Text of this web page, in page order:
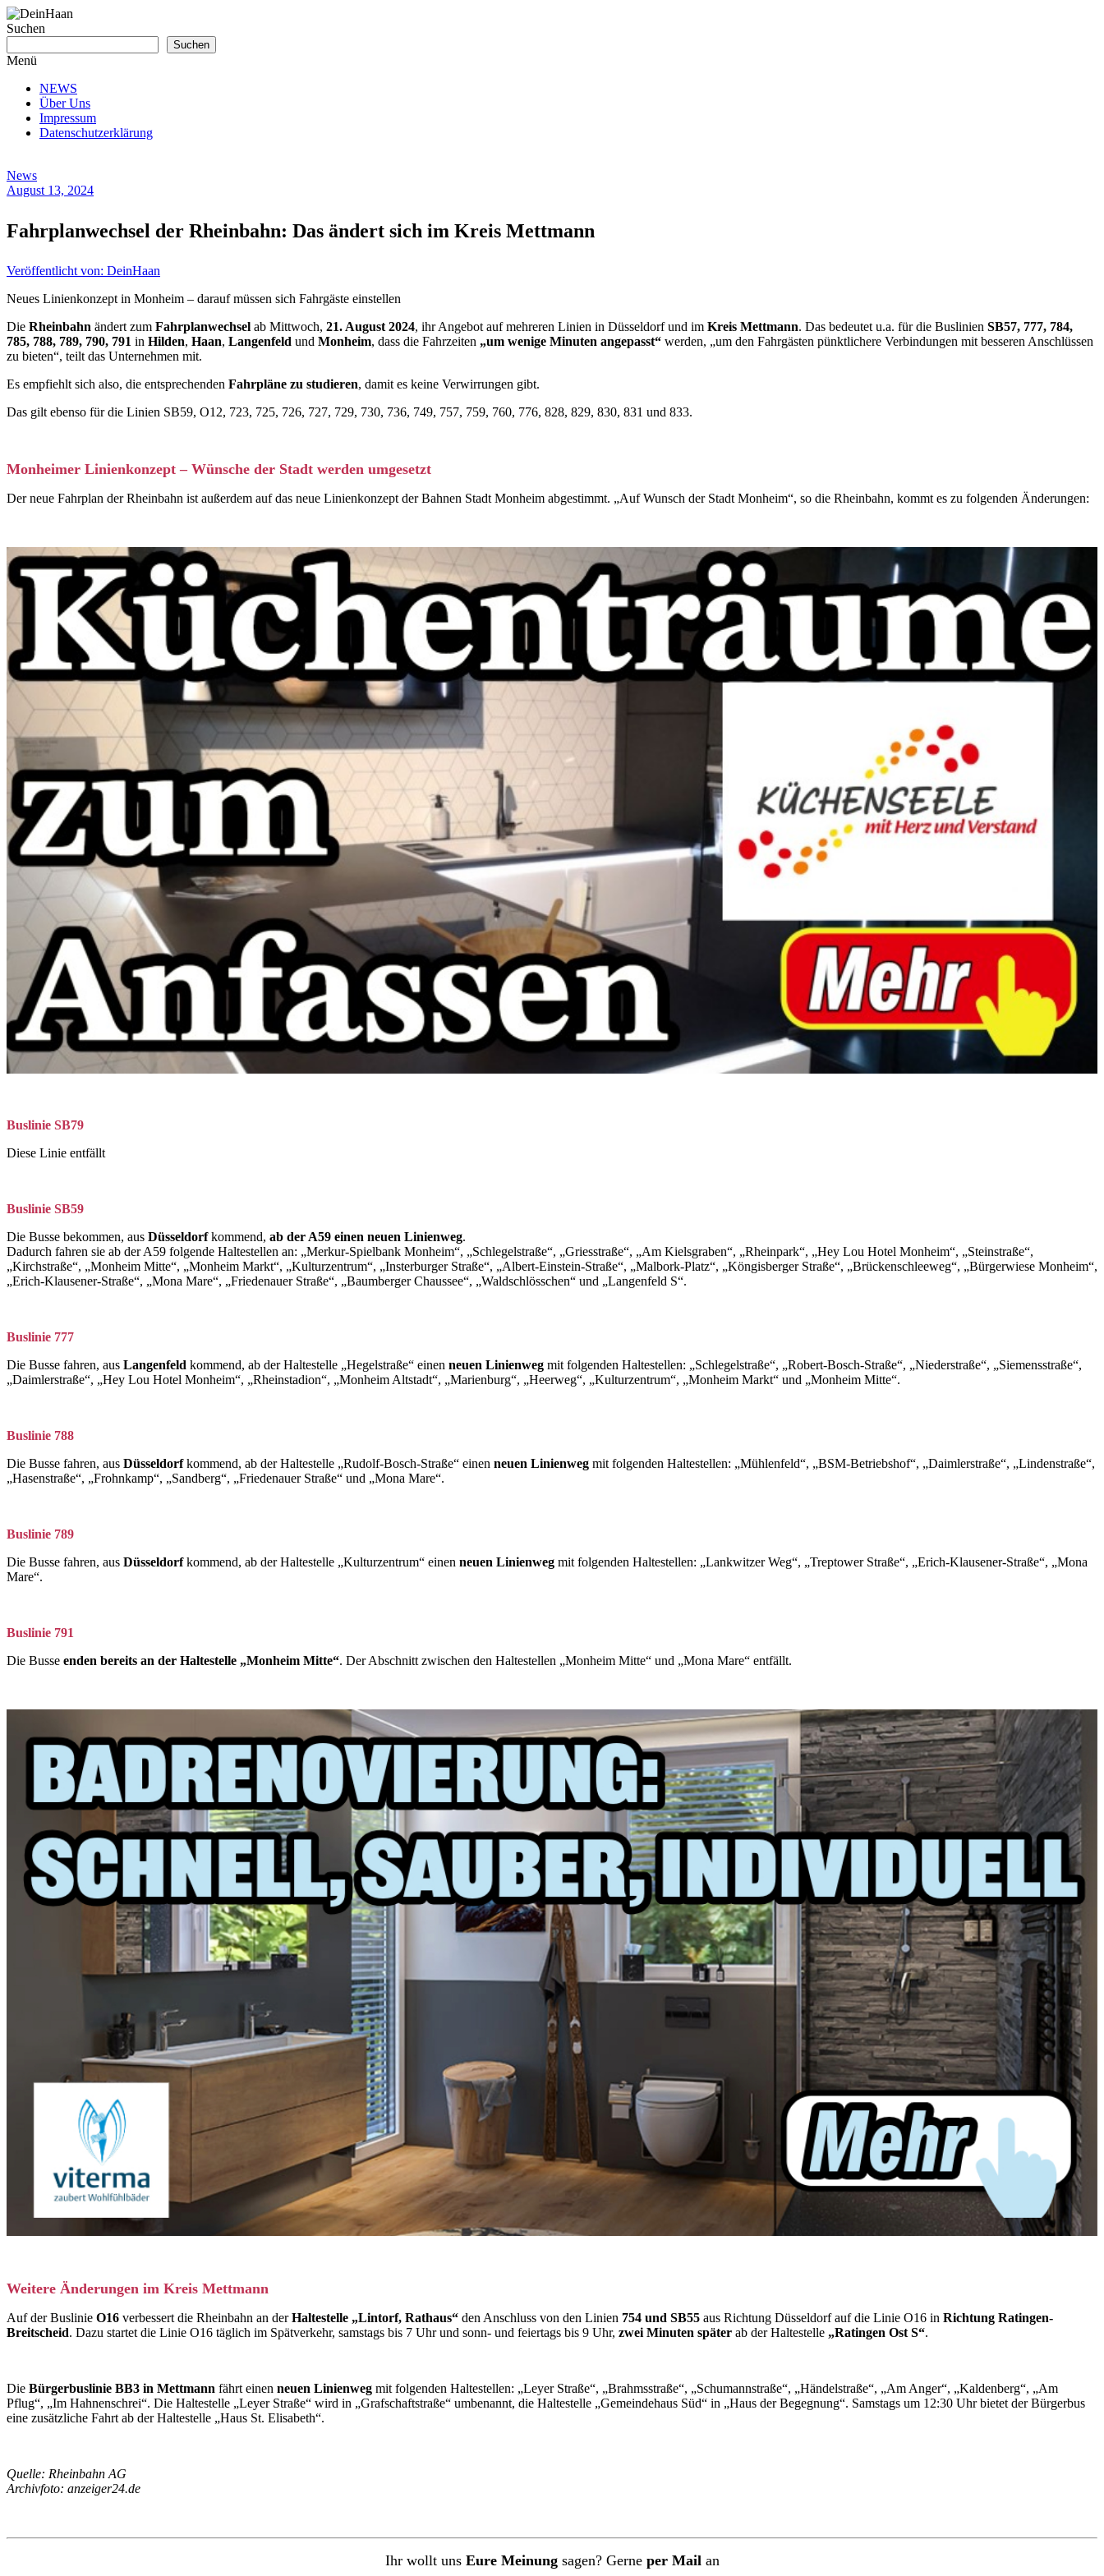
Zum
Inhalt
Haan
Suchen
Suchen
Menü
NEWS
Über Uns
Impressum
Datenschutzerklärung
News
August 13, 2024
Fahrplanwechsel der Rheinbahn: Das ändert sich im Kreis Mettmann
Veröffentlicht von: DeinHaan
Neues Linienkonzept in Monheim – darauf müssen sich Fahrgäste einstellen
Die Rheinbahn ändert zum Fahrplanwechsel ab Mittwoch, 21. August 2024, ihr Angebot auf mehreren Linien in Düsseldorf und im Kreis Mettmann. Das bedeutet u.a. für die Buslinien SB57, 777, 784,
785, 788, 789, 790, 791 in Hilden, Haan, Langenfeld und Monheim, dass die Fahrzeiten „um wenige Minuten angepasst“ werden, „um den Fahrgästen pünktlichere Verbindungen mit besseren Anschlüssen
zu bieten“, teilt das Unternehmen mit.
Es empfiehlt sich also, die entsprechenden Fahrpläne zu studieren, damit es keine Verwirrungen gibt.
Das gilt ebenso für die Linien SB59, O12, 723, 725, 726, 727, 729, 730, 736, 749, 757, 759, 760, 776, 828, 829, 830, 831 und 833.
Monheimer Linienkonzept – Wünsche der Stadt werden umgesetzt
Der neue Fahrplan der Rheinbahn ist außerdem auf das neue Linienkonzept der Bahnen Stadt Monheim abgestimmt. „Auf Wunsch der Stadt Monheim“, so die Rheinbahn, kommt es zu folgenden Änderungen:
Buslinie SB79
Diese Linie entfällt
Buslinie SB59
Die Busse bekommen, aus Düsseldorfkommend, ab der A59 einen neuen Linienweg.
Dadurch fahren sie ab der A59 folgende Haltestellen an: „Merkur-Spielbank Monheim“, „Schlegelstraße“, „Griesstraße“, „Am Kielsgraben“, „Rheinpark“, „Hey Lou Hotel Monheim“, „Steinstraße“,
„Kirchstraße“, „Monheim Mitte“, „Monheim Markt“, „Kulturzentrum“, „Insterburger Straße“, „Albert-Einstein-Straße“, „Malbork-Platz“, „Köngisberger Straße“, „Brückenschleeweg“, „Bürgerwiese Monheim“,
„Erich-Klausener-Straße“, „Mona Mare“, „Friedenauer Straße“, „Baumberger Chaussee“, „Waldschlösschen“ und „Langenfeld S“.
Buslinie 777
Die Busse fahren, aus Langenfeld kommend, ab der Haltestelle „Hegelstraße“ einen neuen Linienweg mit folgenden Haltestellen: „Schlegelstraße“, „Robert-Bosch-Straße“, „Niederstraße“, „Siemensstraße“,
„Daimlerstraße“, „Hey Lou Hotel Monheim“, „Rheinstadion“, „Monheim Altstadt“, „Marienburg“, „Heerweg“, „Kulturzentrum“, „Monheim Markt“ und „Monheim Mitte“.
Buslinie 788
Die Busse fahren, aus Düsseldorfkommend, ab der Haltestelle „Rudolf-Bosch-Straße“ einen neuen Linienweg mit folgenden Haltestellen: „Mühlenfeld“, „BSM-Betriebshof“, „Daimlerstraße“, „Lindenstraße“,
„Hasenstraße“, „Frohnkamp“, „Sandberg“, „Friedenauer Straße“ und „Mona Mare“.
Buslinie 789
Die Busse fahren, aus Düsseldorfkommend, ab der Haltestelle „Kulturzentrum“ einen neuen Linienweg mit folgenden Haltestellen: „Lankwitzer Weg“, „Treptower Straße“, „Erich-Klausener-Straße“, „Mona
Mare“.
Buslinie 791
Die Busse enden bereits an der Haltestelle „Monheim Mitte“. Der Abschnitt zwischen den Haltestellen „Monheim Mitte“ und „Mona Mare“ entfällt.
Weitere Änderungen im Kreis Mettmann
Auf der Buslinie O16 verbessert die Rheinbahn an derHaltestelle „Lintorf, Rathaus“ den Anschluss von den Linien 754 und SB55 aus Richtung Düsseldorf auf die Linie O16 in Richtung Ratingen-
Breitscheid. Dazu startet die Linie O16 täglich im Spätverkehr, samstags bis 7 Uhr und sonn- und feiertags bis 9 Uhr, zwei Minuten später ab der Haltestelle „Ratingen Ost S“.
Die Bürgerbuslinie BB3 in Mettmann fährt einen neuen Linienweg mit folgenden Haltestellen: „Leyer Straße“, „Brahmsstraße“, „Schumannstraße“, „Händelstraße“, „Am Anger“, „Kaldenberg“, „Am
Pflug“, „Im Hahnenschrei“. Die Haltestelle „Leyer Straße“ wird in „Grafschaftstraße“ umbenannt, die Haltestelle „Gemeindehaus Süd“ in „Haus der Begegnung“. Samstags um 12:30 Uhr bietet der Bürgerbus
eine zusätzliche Fahrt ab der Haltestelle „Haus St. Elisabeth“.
Quelle: Rheinbahn AG
Archivfoto: anzeiger24.de
Ihr wollt uns Eure Meinungsagen? Gerneper Mail an